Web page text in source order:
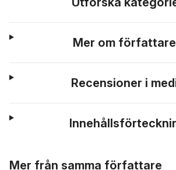
Mer om
Recensioner i
Mer från samma författare